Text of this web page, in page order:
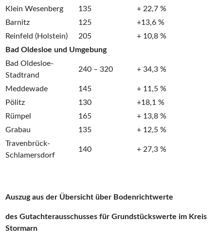
Klein Wesenberg
135
+ 22,7 %
Barnitz
125
+13,6 %
Reinfeld (Holstein)
205
+ 10,8 %
Bad Oldesloe und Umgebung
Bad Oldesloe-
Stadtrand
240 – 320 + 34,3 %
Meddewade 145
+ 11,5 %
Pölitz
130
+18,1 %
Rümpel
165
+ 13,8 %
Grabau
135
+ 12,5 %
Travenbrück-
Schlamersdorf
140 + 27,3 %
Auszug aus der Übersicht über Bodenrichtwerte
des Gutachterausschusses für Grundstückswerte im Kreis
Stormarn